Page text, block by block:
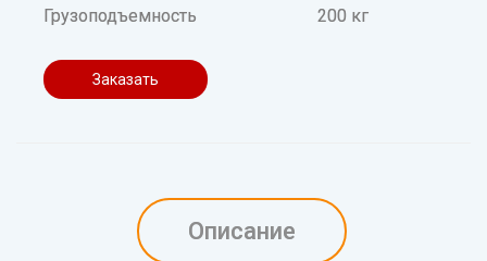
Грузоподъемность 200 кг
Заказать
Описание